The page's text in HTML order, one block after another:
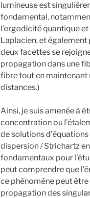
lumineuse est
fondamental,
l’ergodicité quantique
Laplacien, et
deux facettes se
propagation dans une
fibre tout en maintenant
distances.)
Ainsi, je suis amenée à
concentration ou
de solutions
dispersion / Strichartz
fondamentaux pour
peut comprendre que
ce phénomène peut
propagation des